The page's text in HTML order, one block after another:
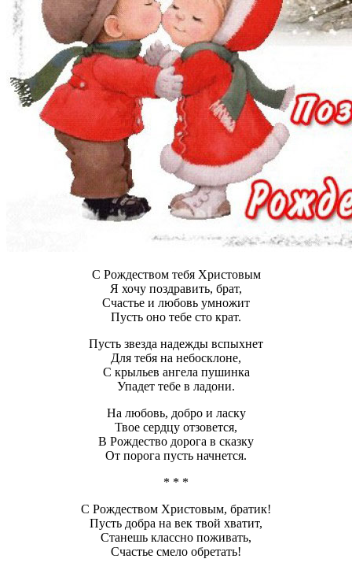
С Рождеством тебя Христовым
Я хочу поздравить, брат,
Счастье и любовь умножит
Пусть оно тебе сто крат.
Пусть звезда надежды вспыхнет
Для тебя на небосклоне,
С крыльев ангела пушинка
Упадет тебе в ладони.
На любовь, добро и ласку
Твое сердцу отзовется,
В Рождество дорога в сказку
От порога пусть начнется.
* * *
С Рождеством Христовым, братик!
Пусть добра на век твой хватит,
Станешь классно поживать,
Счастье смело обретать!